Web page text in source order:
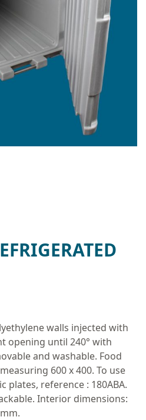
walls injected with
opening until 240° with
and washable. Food
600 x 400. To use
plates, reference : 180ABA.
Interior dimensions: